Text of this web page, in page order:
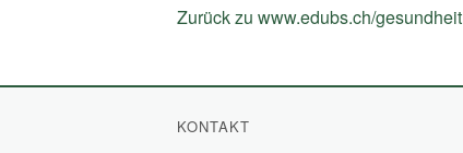
Zurück zu www.edubs.ch/gesundheit
KONTAKT